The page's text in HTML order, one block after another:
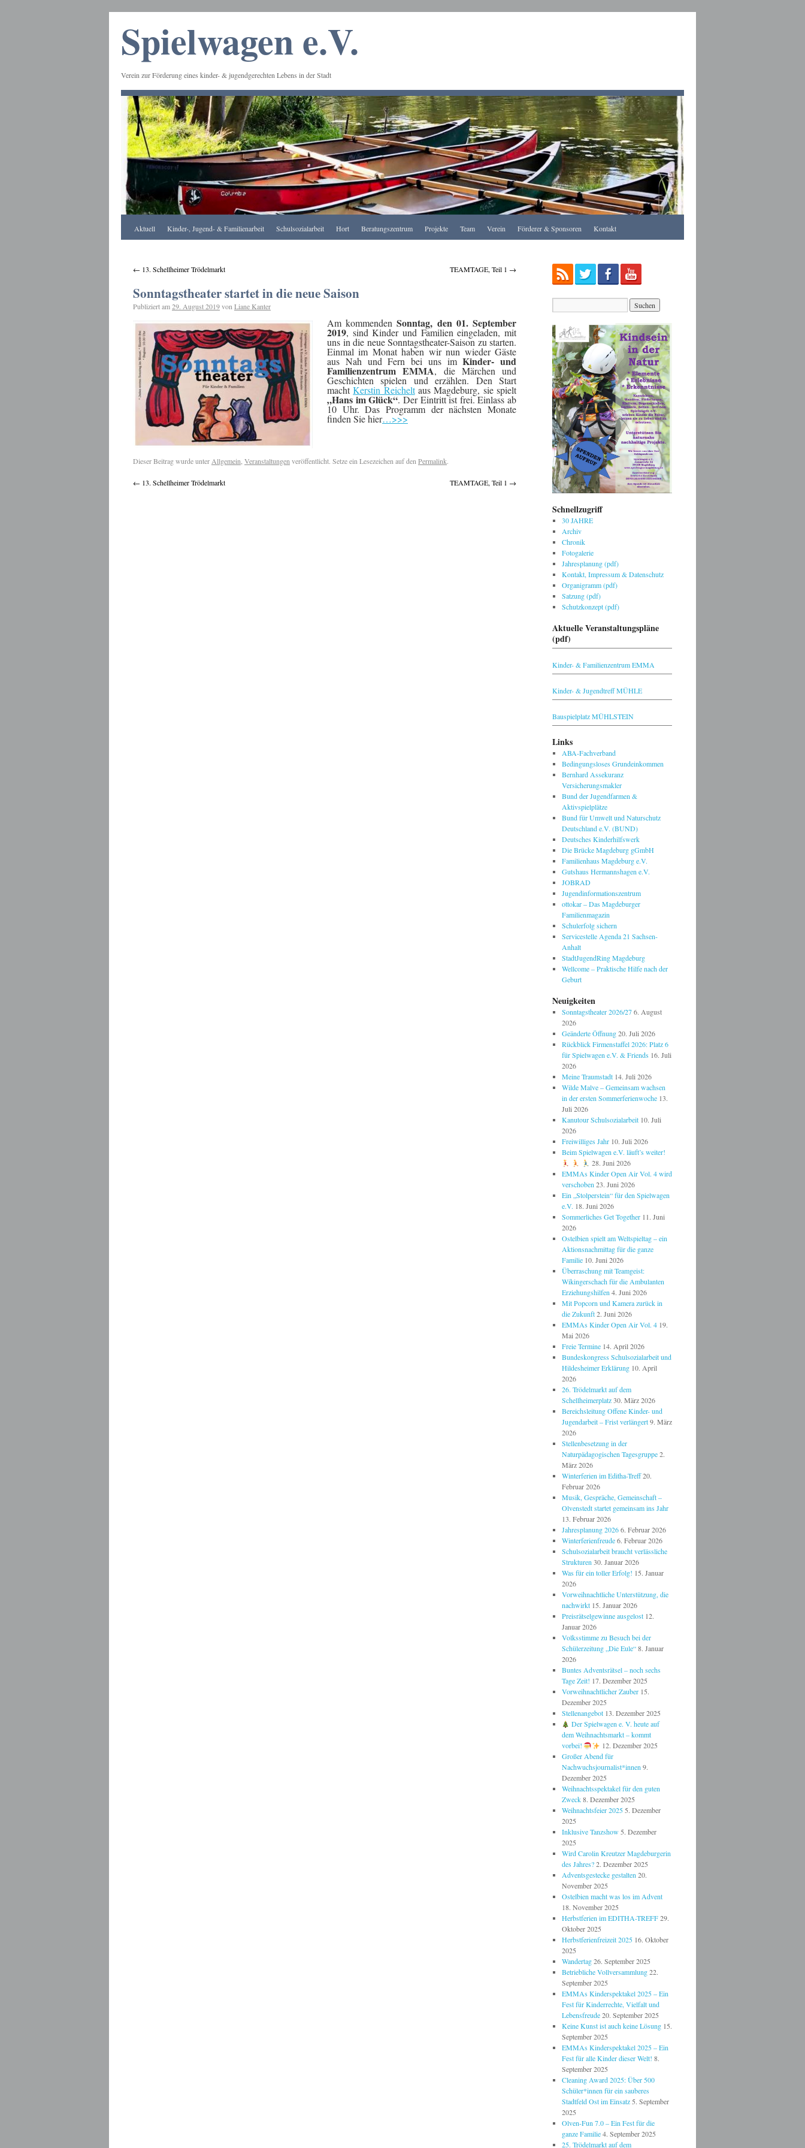
Spielwagen e.V.
Verein zur Förderung eines kinder- & jugendgerechten Lebens in der Stadt
Apotheke
Aktuell Kinder-, Jugend- & Familienarbeit Schulsozialarbeit Hort Beratungszentrum Projekte Team Verein Förderer & Sponsoren Kontakt
← 13. Schellheimer Trödelmarkt TEAMTAGE, Teil 1 →
Sonntagstheater startet in die neue Saison
Publiziert am29. August 2019von Liane Kanter
Am kommendenSonntag, den 01. September
2019, sind Kinder und Familien eingeladen, mit
uns in die neue Sonntagstheater-Saison zu starten.
Einmal im Monat haben wir nun wieder Gäste
aus Nah und Fern bei uns imKinder- und
Familienzentrum EMMA, die Märchen und
Geschichten spielen und erzählen. Den Start
machtKerstin Reicheltaus Magdeburg, sie spielt
„Hans im Glück“. Der Eintritt ist frei. Einlass ab
10 Uhr. Das Programm der nächsten Monate
finden Sie hier…>>>
Dieser Beitrag wurde unter Allgemein Veranstaltungen veröffentlicht. Setze ein Lesezeichen auf den Permalink.
← 13. Schellheimer Trödelmarkt TEAMTAGE, Teil 1 →
Schnellzugriff
30 JAHRE
Archiv
Chronik
Fotogalerie
Jahresplanung (pdf)
Kontakt, Impressum & Datenschutz
Organigramm (pdf)
Satzung (pdf)
Schutzkonzept (pdf)
Aktuelle Veranstaltungspläne
(pdf)
Kinder- & Familienzentrum EMMA
Kinder- & Jugendtreff MÜHLE
Bauspielplatz MÜHLSTEIN
Links
ABA-Fachverband
Bedingungsloses Grundeinkommen
Bernhard Assekuranz
Versicherungsmakler
Bund der Jugendfarmen &
Aktivspielplätze
Bund für Umwelt und Naturschutz
Deutschland e.V. (BUND)
Deutsches Kinderhilfswerk
Die Brücke Magdeburg gGmbH
Familienhaus Magdeburg e.V.
Gutshaus Hermannshagen e.V.
JOBRAD
Jugendinformationszentrum
ottokar – Das Magdeburger
Familienmagazin
Schulerfolg sichern
Servicestelle Agenda 21 Sachsen-
Anhalt
StadtJugendRing Magdeburg
Wellcome – Praktische Hilfe nach der
Geburt
Neuigkeiten
Sonntagstheater 2026/27 6. August
2026
Geänderte Öffnung 20. Juli 2026
Rückblick Firmenstaffel 2026: Platz 6
für Spielwagen e.V. & Friends 16. Juli
2026
Meine Traumstadt 14. Juli 2026
Wilde Malve – Gemeinsam wachsen
in der ersten Sommerferienwoche 13.
Juli 2026
Kanutour Schulsozialarbeit 10. Juli
2026
Freiwilliges Jahr 10. Juli 2026
Beim Spielwagen e.V. läuft’s weiter!
28. Juni 2026
EMMAs Kinder Open Air Vol. 4 wird
verschoben 23. Juni 2026
Ein „Stolperstein“ für den Spielwagen
e.V. 18. Juni 2026
Sommerliches Get Together 11. Juni
2026
Ostelbien spielt am Weltspieltag – ein
Aktionsnachmittag für die ganze
Familie 10. Juni 2026
Überraschung mit Teamgeist:
Wikingerschach für die Ambulanten
Erziehungshilfen 4. Juni 2026
Mit Popcorn und Kamera zurück in
die Zukunft 2. Juni 2026
EMMAs Kinder Open Air Vol. 4 19.
Mai 2026
Freie Termine 14. April 2026
Bundeskongress Schulsozialarbeit und
Hildesheimer Erklärung 10. April
2026
26. Trödelmarkt auf dem
Schellheimerplatz 30. März 2026
Bereichsleitung Offene Kinder- und
Jugendarbeit – Frist verlängert 9. März
2026
Stellenbesetzung in der
Naturpädagogischen Tagesgruppe 2.
März 2026
Winterferien im Editha-Treff 20.
Februar 2026
Musik, Gespräche, Gemeinschaft –
Olvenstedt startet gemeinsam ins Jahr
13. Februar 2026
Jahresplanung 2026 6. Februar 2026
Winterferienfreude 6. Februar 2026
Schulsozialarbeit braucht verlässliche
Strukturen 30. Januar 2026
Was für ein toller Erfolg! 15. Januar
2026
Vorweihnachtliche Unterstützung, die
nachwirkt 15. Januar 2026
Preisrätselgewinne ausgelost 12.
Januar 2026
Volksstimme zu Besuch bei der
Schülerzeitung „Die Eule“ 8. Januar
2026
Buntes Adventsrätsel – noch sechs
Tage Zeit! 17. Dezember 2025
Vorweihnachtlicher Zauber 15.
Dezember 2025
Stellenangebot 13. Dezember 2025
Der Spielwagen e. V. heute auf
dem Weihnachtsmarkt – kommt
vorbei!
12. Dezember 2025
Großer Abend für
Nachwuchsjournalist*innen 9.
Dezember 2025
Weihnachtsspektakel für den guten
Zweck 8. Dezember 2025
Weihnachtsfeier 2025 5. Dezember
2025
Inklusive Tanzshow 5. Dezember
2025
Wird Carolin Kreutzer Magdeburgerin
des Jahres? 2. Dezember 2025
Adventsgestecke gestalten 20.
November 2025
Ostelbien macht was los im Advent
18. November 2025
Herbstferien im EDITHA-TREFF 29.
Oktober 2025
Herbstferienfreizeit 2025 16. Oktober
2025
Wandertag 26. September 2025
Betriebliche Vollversammlung 22.
September 2025
EMMAs Kinderspektakel 2025 – Ein
Fest für Kinderrechte, Vielfalt und
Lebensfreude 20. September 2025
Keine Kunst ist auch keine Lösung 15.
September 2025
EMMAs Kinderspektakel 2025 – Ein
Fest für alle Kinder dieser Welt! 8.
September 2025
Cleaning Award 2025: Über 500
Schüler*innen für ein sauberes
Stadtfeld Ost im Einsatz 5. September
2025
Olven-Fun 7.0 – Ein Fest für die
ganze Familie 4. September 2025
25. Trödelmarkt auf dem